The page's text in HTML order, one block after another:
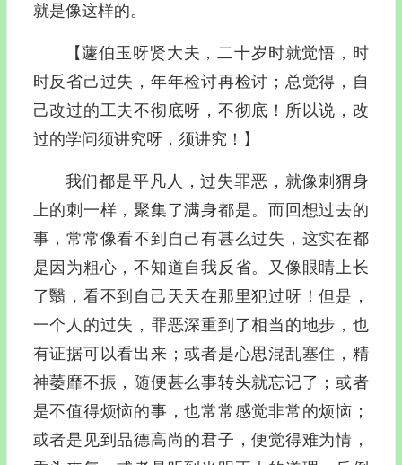
就是像这样的。
【蘧伯玉呀贤大夫，二十岁时就觉悟，时
时反省己过失，年年检讨再检讨；总觉得，自
己改过的工夫不彻底呀，不彻底！所以说，改
过的学问须讲究呀，须讲究！】
我们都是平凡人，过失罪恶，就像刺猬身
上的刺一样，聚集了满身都是。而回想过去的
事，常常像看不到自己有甚么过失，这实在都
是因为粗心，不知道自我反省。又像眼睛上长
了翳，看不到自己天天在那里犯过呀！但是，
一个人的过失，罪恶深重到了相当的地步，也
有证据可以看出来；或者是心思混乱塞住，精
神萎靡不振，随便甚么事转头就忘记了；或者
是不值得烦恼的事，也常常感觉非常的烦恼；
或者是见到品德高尚的君子，便觉得难为情，